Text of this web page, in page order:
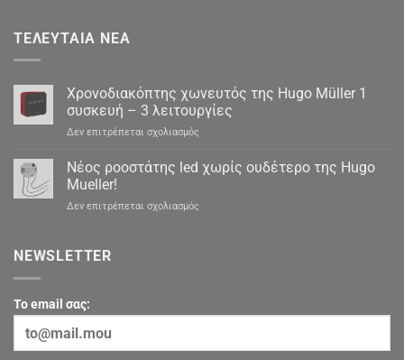
ΤΕΛΕΥΤΑΊΑ ΝΈΑ
Χρονοδιακόπτης χωνευτός της Hugo Müller 1
συσκευή – 3 λειτουργίες
Δεν επιτρέπεται σχολιασμόςστο
χωνευτός
της
Müller
Νέος ροοστάτης led χωρίς ουδέτερο της Hugo
Mueller!
Δεν επιτρέπεται σχολιασμόςστο
Hugo
NEWSLETTER
To email σας: